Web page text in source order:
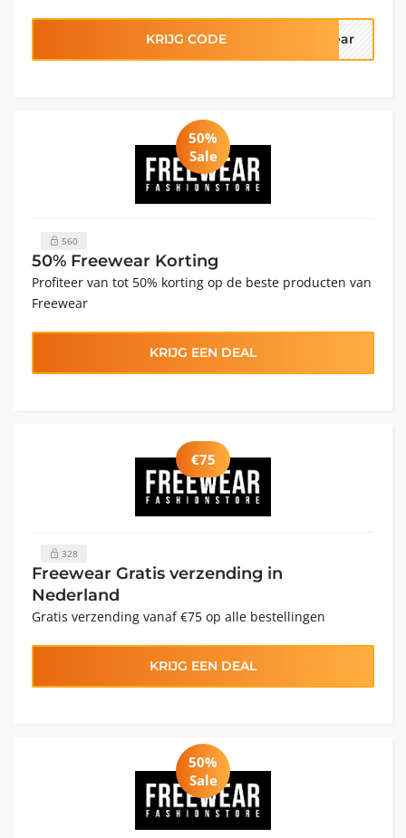
KRIJG CODE wear
50%
Sale
560
50% Freewear Korting
Profiteer van tot 50% korting op de beste producten van
Freewear
KRIJG EEN DEAL
€75
328
Freewear Gratis verzending in
Nederland
Gratis verzending vanaf €75 op alle bestellingen
KRIJG EEN DEAL
50%
Sale